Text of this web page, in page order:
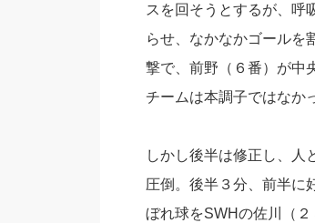
スを回そうとするが、呼
らせ、なかなかゴールを
撃で、前野（６番）が中
チームは本調子ではなか
しかし後半は修正し、人
圧倒。後半３分、前半に
ぼれ球をSWHの佐川（